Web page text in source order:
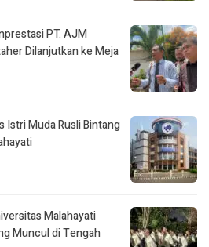
PT. AJM
Dilanjutkan ke Meja
Istri Muda Rusli Bintang
Malahayati
Muncul di Tengah